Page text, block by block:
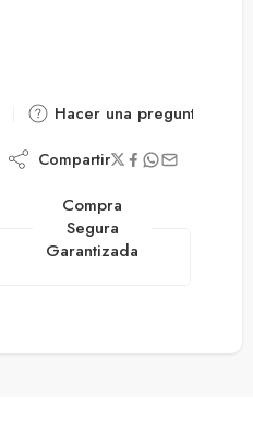
Hacer una pregunta
Compartir
Compra
Segura
Garantizada